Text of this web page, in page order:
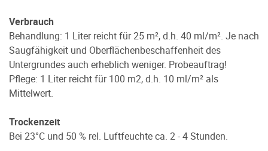
Verbrauch
Behandlung: 1 Liter reicht für 25 m², d.h. 40 ml/m². Je nach
Saugfähigkeit und Oberflächenbeschaffenheit des
Untergrundes auch erheblich weniger. Probeauftrag!
Pflege: 1 Liter reicht für 100 m2, d.h. 10 ml/m² als
Mittelwert.
Trockenzeit
Bei 23°C und 50 % rel. Luftfeuchte ca. 2 - 4 Stunden.